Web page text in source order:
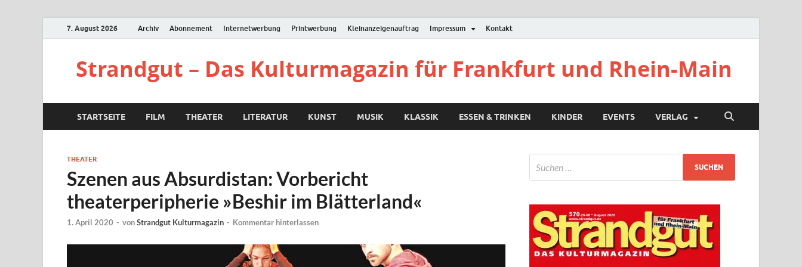
7. August 2026 Archiv Abonnement Internetwerbung Printwerbung Kleinanzeigenauftrag Impressum Kontakt
Strandgut – Das Kulturmagazin für Frankfurt und Rhein-Main
STARTSEITE FILM THEATER LITERATUR KUNST MUSIK KLASSIK ESSEN & TRINKEN KINDER EVENTS VERLAG
THEATER
Szenen aus Absurdistan: Vorbericht
theaterperipherie »Beshir im Blätterland«
1. April 2020 - vonStrandgut Kulturmagazin - Kommentar hinterlassen